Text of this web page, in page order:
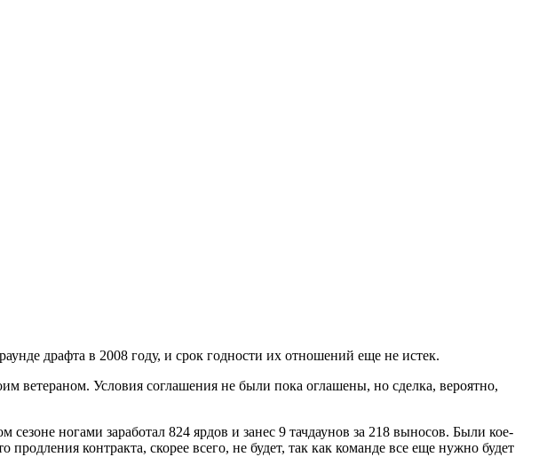
драфта в 2008 году, и срок годности их отношений еще не истек.
ветераном. Условия соглашения не были пока оглашены, но сделка, вероятно,
ногами заработал 824 ярдов и занес 9 тачдаунов за 218 выносов. Были кое-
контракта, скорее всего, не будет, так как команде все еще нужно будет